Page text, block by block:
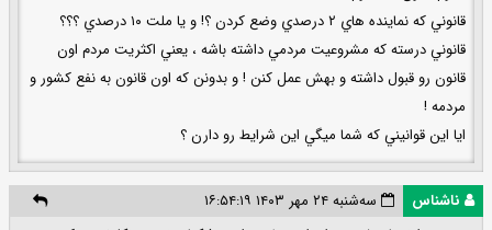
قانوني كه نماينده هاي ٢ درصدي وضع كردن ؟! و يا ملت ١٠ درصدي ؟؟؟
قانوني درسته كه مشروعيت مردمي داشته باشه ، يعني اكثريت مردم اون
قانون رو قبول داشته و بهش عمل كنن ! و بدونن كه اون قانون به نفع كشور و
مردمه !
ايا اين قوانيني كه شما ميگي اين شرايط رو دارن ؟
ناشناس
سه‌شنبه ۲۴ مهر ۱۴۰۳ ۱۶:۵۴:۱۹